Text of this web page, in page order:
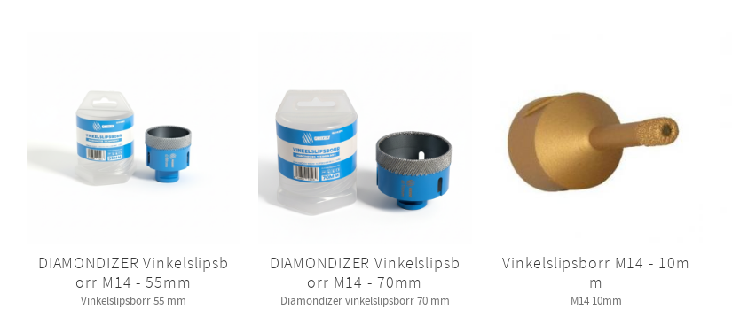
DIAMONDIZER Vinkelslipsb
orr M14 - 55mm
Vinkelslipsborr 55 mm
DIAMONDIZER Vinkelslipsb
orr M14 - 70mm
Diamondizer vinkelslipsborr 70 mm
Vinkelslipsborr M14 - 10m
m
M14 10mm